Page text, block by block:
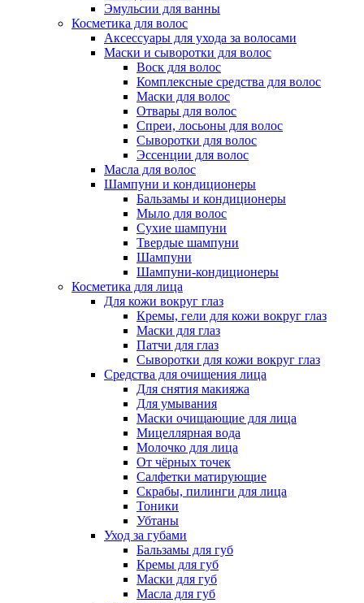
Эмульсии для ванны
Косметика для волос
Аксессуары для ухода за волосами
Маски и сыворотки для волос
Воск для волос
Комплексные средства для волос
Маски для волос
Отвары для волос
Спреи, лосьоны для волос
Сыворотки для волос
Эссенции для волос
Масла для волос
Шампуни и кондиционеры
Бальзамы и кондиционеры
Мыло для волос
Сухие шампуни
Твердые шампуни
Шампуни
Шампуни-кондиционеры
Косметика для лица
Для кожи вокруг глаз
Кремы, гели для кожи вокруг глаз
Маски для глаз
Патчи для глаз
Сыворотки для кожи вокруг глаз
Средства для очищения лица
Для снятия макияжа
Для умывания
Маски очищающие для лица
Мицеллярная вода
Молочко для лица
От чёрных точек
Салфетки матирующие
Скрабы, пилинги для лица
Тоники
Убтаны
Уход за губами
Бальзамы для губ
Кремы для губ
Маски для губ
Масла для губ